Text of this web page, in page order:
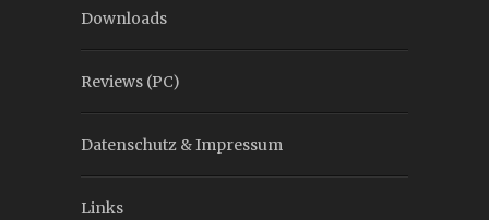
Downloads
Reviews (PC)
Datenschutz & Impressum
Links